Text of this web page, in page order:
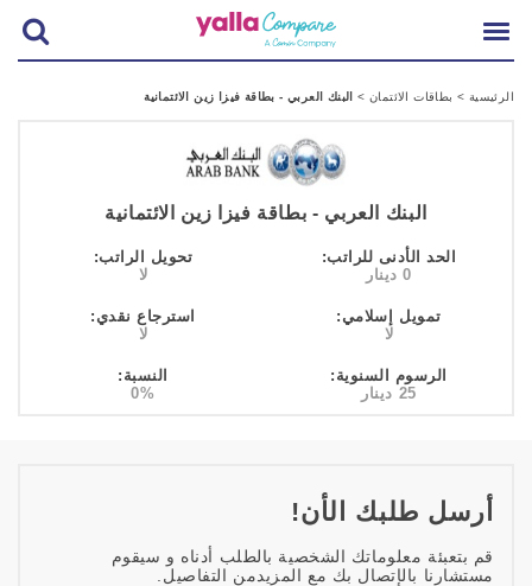
الرئيسية > بطاقات الائتمان > البنك العربي - بطاقة فيزا زين الائتمانية
البنك العربي - بطاقة فيزا زين الائتمانية
الحد الأدنى للراتب:
0 دينار
تحويل الراتب:
لا
تمويل إسلامي:
لا
استرجاع نقدي:
لا
الرسوم السنوية:
25 دينار
النسبة:
0%
أرسل طلبك الأن!
قم بتعبئة معلوماتك الشخصية بالطلب أدناه و سيقوم
مستشارنا بالإتصال بك مع المزيدمن التفاصيل.